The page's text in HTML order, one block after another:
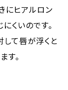
にヒアルロン
くいのです。
て唇が浮くと
す。